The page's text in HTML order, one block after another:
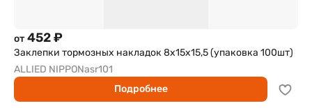
от452 ₽
Заклепки тормозных накладок 8х15х15,5 (упаковка 100шт)
ALLIED NIPPONasr101
Подробнее